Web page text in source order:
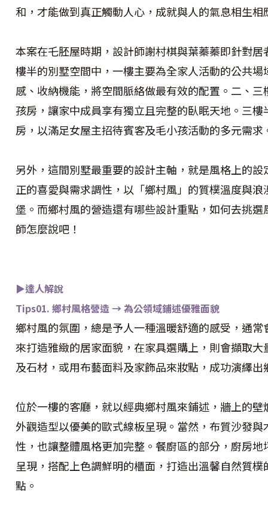
和，才能做到真正觸動人心，成就與人的氣息相生相
本案在乇胚屋時期，設計師謝村棋與葉蓁蓁即針對
樓半的別墅空間中，一樓主要為全家人活動的公共
感、收納機能，將空間脈絡做最有效的配置。二、
孩房，讓家中成員享有獨立且完整的臥眠天地。三
房，以滿足女屋主招待賓客及毛小孩活動的多元需求
另外，這間別墅最重要的設計主軸，就是風格上的
正的喜愛與需求調性，以「鄉村風」的質樸溫度與
堡。而鄉村風的營造還有哪些設計重點，如何去挑
師怎麼說吧！
▶達人解說
Tips01. 鄉村風格營造 → 為公領域鋪述優雅面貌
鄉村風的氛圍，總是予人一種溫暖舒適的感受，通
來打造雅緻的居家面貌，在家具選購上，則會擷取
及石材，或用布藝面料及家飾品來妝點，成功演繹
位於一樓的客廳，就以經典鄉村風來鋪述，牆上的
外觀造型以優美的歐式線板呈現。當然，布質沙發
性，也讓整體風格更加完整。餐廚區的部分，廚房
呈現，搭配上色調鮮明的櫃面，打造出溫馨自然質
點。